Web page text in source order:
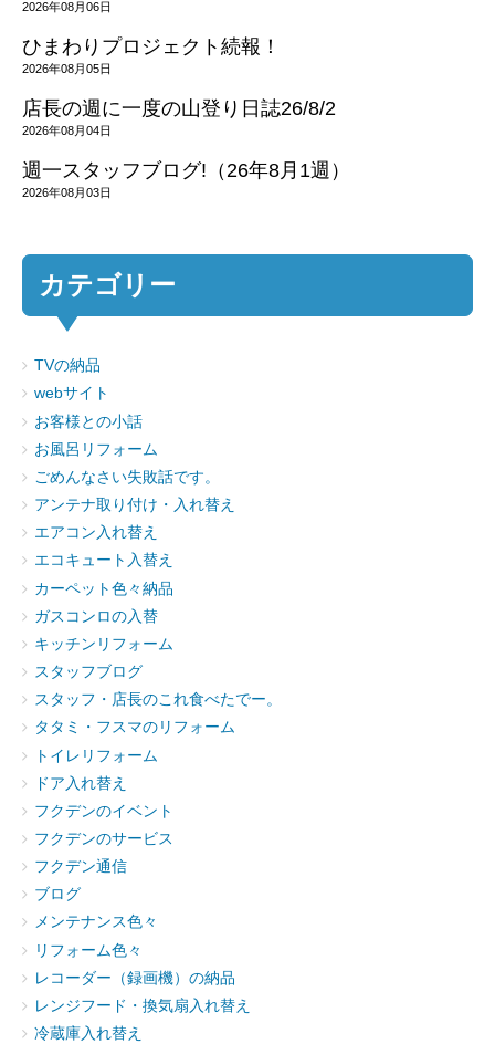
2026年08月06日
ひまわりプロジェクト続報！
2026年08月05日
店長の週に一度の山登り日誌26/8/2
2026年08月04日
週一スタッフブログ!（26年8月1週）
2026年08月03日
カテゴリー
TVの納品
webサイト
お客様との小話
お風呂リフォーム
ごめんなさい失敗話です。
アンテナ取り付け・入れ替え
エアコン入れ替え
エコキュート入替え
カーペット色々納品
ガスコンロの入替
キッチンリフォーム
スタッフブログ
スタッフ・店長のこれ食べたでー。
タタミ・フスマのリフォーム
トイレリフォーム
ドア入れ替え
フクデンのイベント
フクデンのサービス
フクデン通信
ブログ
メンテナンス色々
リフォーム色々
レコーダー（録画機）の納品
レンジフード・換気扇入れ替え
冷蔵庫入れ替え